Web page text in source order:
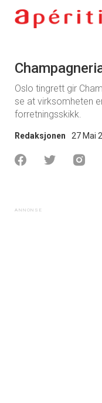
Oslo tingrett gir
se at virksomheten
forretningsskikk.
Redaksjonen 27 Mai